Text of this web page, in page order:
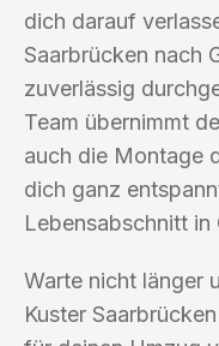
dich darauf
Saarbrücken nach
zuverlässig
Team übernimmt
auch die Montage
dich ganz
Lebensabschnitt in
Warte nicht länger
Kuster